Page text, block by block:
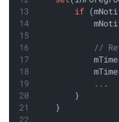
if
//
.. .
        }
    }